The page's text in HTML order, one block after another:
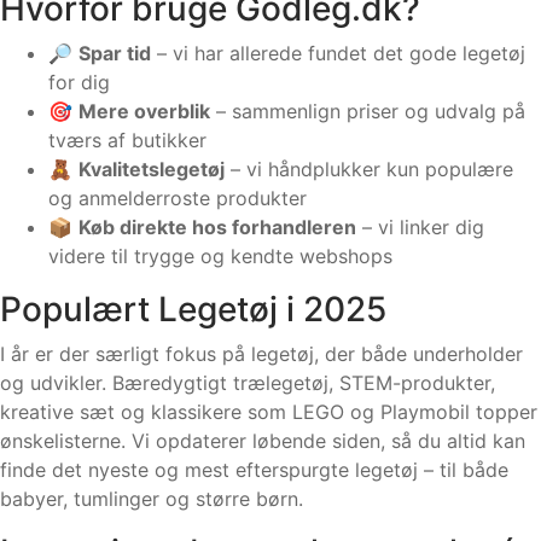
Hvorfor bruge Godleg.dk?
🔎 Spar tid – vi har allerede fundet det gode legetøj
for dig
🎯 Mere overblik – sammenlign priser og udvalg på
tværs af butikker
🧸 Kvalitetslegetøj – vi håndplukker kun populære
og anmelderroste produkter
📦 Køb direkte hos forhandleren – vi linker dig
videre til trygge og kendte webshops
Populært Legetøj i 2025
I år er der særligt fokus på legetøj, der både underholder
og udvikler. Bæredygtigt trælegetøj, STEM-produkter,
kreative sæt og klassikere som LEGO og Playmobil topper
ønskelisterne. Vi opdaterer løbende siden, så du altid kan
finde det nyeste og mest efterspurgte legetøj – til både
babyer, tumlinger og større børn.